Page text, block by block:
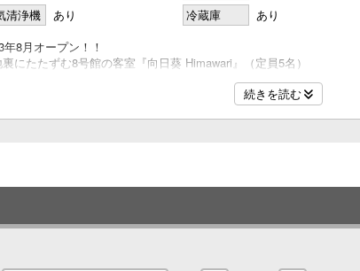
清浄機 あり 冷蔵庫
あり
年8月オープン！！
にたたずむ8号館の客室『向日葵 Himawari』（定員5名）
！ KANAZAWA STAY初の客室内に専用サウナを備えた町家です。
りお寛ぎいただける掘りごたつのテーブル、ベッドルームのほか
／ハンドソープ／ドライヤー／シャンプー／リンス／ボディソー
タオル／バスタオル／歯磨きセット
続きを読む